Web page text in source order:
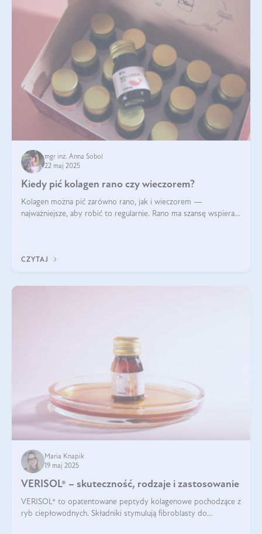
mgr inż. Anna Sobol
22 maj 2025
Kiedy pić kolagen rano czy wieczorem?
Kolagen można pić zarówno rano, jak i wieczorem —
najważniejsze, aby robić to regularnie. Rano ma szansę wspierać
CZYTAJ
Maria Knapik
19 maj 2025
VERISOL® – skuteczność, rodzaje i zastosowanie
VERISOL® to opatentowane peptydy kolagenowe pochodzące z
ryb ciepłowodnych. Składniki stymulują fibroblasty do